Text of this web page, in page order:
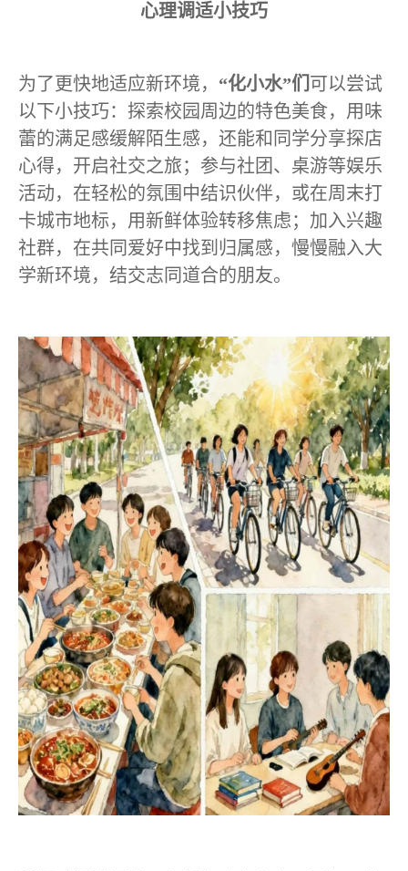
心理调适小技巧
为了更快地适应新环境， “化小水”们 可以尝试
以下小技巧：探索校园周边的特色美食，用味
蕾的满足感缓解陌生感，还能和同学分享探店
心得，开启社交之旅；参与社团、桌游等娱乐
活动，在轻松的氛围中结识伙伴，或在周末打
卡城市地标，用新鲜体验转移焦虑；加入兴趣
社群，在共同爱好中找到归属感，慢慢融入大
学新环境，结交志同道合的朋友。